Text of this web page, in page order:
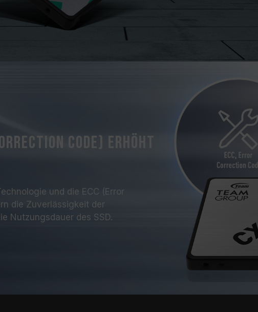
Code) erhöht
und die ECC (Error
die Zuverlässigkeit der
Nutzungsdauer des SSD.